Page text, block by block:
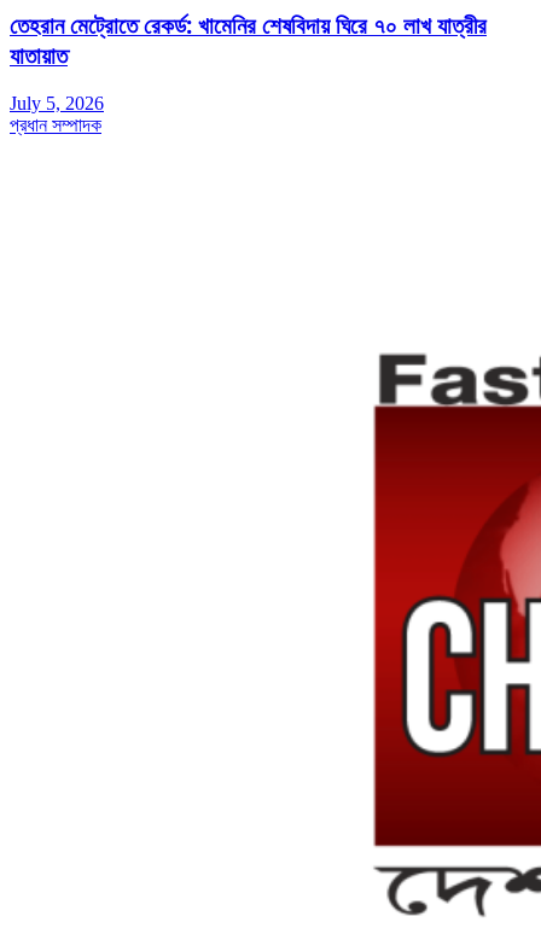
তেহরান মেট্রোতে রেকর্ড: খামেনির শেষবিদায় ঘিরে ৭০ লাখ যাত্রীর
যাতায়াত
July 5, 2026
প্রধান সম্পাদক